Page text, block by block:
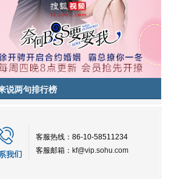
说两句排行榜
客服热线：86-10-58511234
客服邮箱： kf@vip.sohu.com